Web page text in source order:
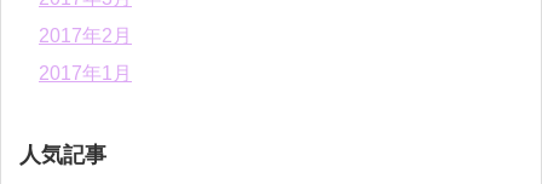
2017年2月
2017年1月
人気記事